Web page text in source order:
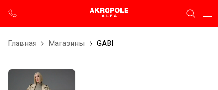
Главная Магазины GABI